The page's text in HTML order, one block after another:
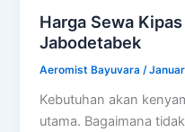
Harga Sewa
Jabodetabek
Aeromist Bayuvara/
Kebutuhan akan
utama. Bagaimana